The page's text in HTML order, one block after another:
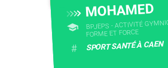
MOHAMED
BPJEPS - ACTIVITÉ
FORME ET FORCE
# SPORT SANTÉ À CAEN